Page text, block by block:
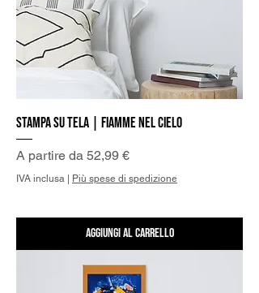
Stampa su Tela | Fiamme nel Cielo
A partire da 52,99 €
Prezzo scontato
IVA inclusa | Più spese di spedizione
Aggiungi al carrello